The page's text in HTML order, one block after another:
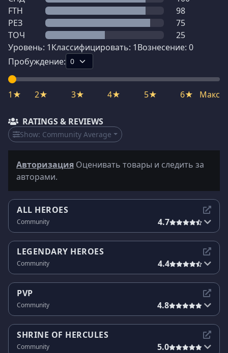
FTH
98
РЕЗ
75
ТОЧ
25
Уровень: 1Классифицировать: 1Вознесение: 0
Пробуждение:
1★ 2★ 3★ 4★ 5★ 6★ Макс
RATINGS & REVIEWS
Show: Community Average
Авторизация Оценивать товары и следить за
авторами.
ALL HEROES
Community 4.7
LEGENDARY HEROES
Community 4.4
PVP
Community 4.8
SHRINE OF HERCULES
Community 5.0